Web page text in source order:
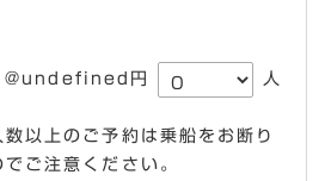
@undefined円 人
以上のご予約は乗船をお断り
ご注意ください。